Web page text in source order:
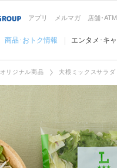
アプリ メルマガ 店舗･
商品･おトク情報 エンタメ･キ
オリジナル商品 大根ミックスサラダ